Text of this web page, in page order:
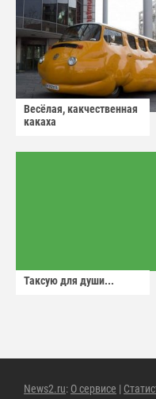
Весёлая, какчественная
какаха
Таксую для души...
News2.ru: О сервисе |